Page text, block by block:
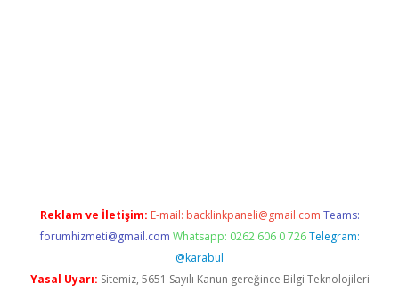
Reklam ve İletişim: E-mail: backlinkpaneli@gmail.com Teams:
forumhizmeti@gmail.com Whatsapp: 0262 606 0 726 Telegram:
@karabul
Yasal Uyarı: Sitemiz, 5651 Sayılı Kanun gereğince Bilgi Teknolojileri